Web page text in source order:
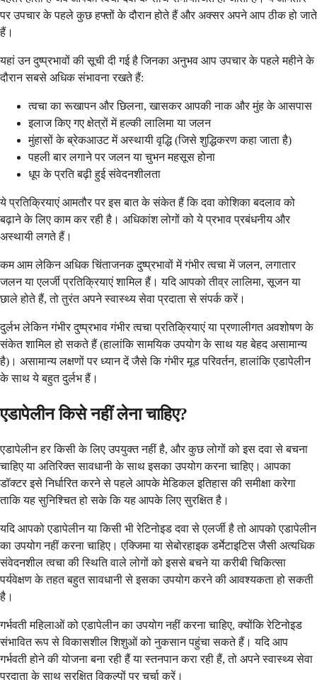
पर उपचार के पहले कुछ हफ्तों के दौरान होते हैं और अक्सर अपने आप ठीक हो जाते
हैं।
यहां उन दुष्प्रभावों की सूची दी गई है जिनका अनुभव आप उपचार के पहले महीने के
दौरान सबसे अधिक संभावना रखते हैं:
त्वचा का रूखापन और छिलना, खासकर आपकी नाक और मुंह के आसपास
इलाज किए गए क्षेत्रों में हल्की लालिमा या जलन
मुंहासों के ब्रेकआउट में अस्थायी वृद्धि (जिसे शुद्धिकरण कहा जाता है)
पहली बार लगाने पर जलन या चुभन महसूस होना
धूप के प्रति बढ़ी हुई संवेदनशीलता
ये प्रतिक्रियाएं आमतौर पर इस बात के संकेत हैं कि दवा कोशिका बदलाव को
बढ़ाने के लिए काम कर रही है। अधिकांश लोगों को ये प्रभाव प्रबंधनीय और
अस्थायी लगते हैं।
कम आम लेकिन अधिक चिंताजनक दुष्प्रभावों में गंभीर त्वचा में जलन, लगातार
जलन या एलर्जी प्रतिक्रियाएं शामिल हैं। यदि आपको तीव्र लालिमा, सूजन या
छाले होते हैं, तो तुरंत अपने स्वास्थ्य सेवा प्रदाता से संपर्क करें।
दुर्लभ लेकिन गंभीर दुष्प्रभाव गंभीर त्वचा प्रतिक्रियाएं या प्रणालीगत अवशोषण के
संकेत शामिल हो सकते हैं (हालांकि सामयिक उपयोग के साथ यह बेहद असामान्य
है)। असामान्य लक्षणों पर ध्यान दें जैसे कि गंभीर मूड परिवर्तन, हालांकि एडापेलीन
के साथ ये बहुत दुर्लभ हैं।
एडापेलीन किसे नहीं लेना चाहिए?
एडापेलीन हर किसी के लिए उपयुक्त नहीं है, और कुछ लोगों को इस दवा से बचना
चाहिए या अतिरिक्त सावधानी के साथ इसका उपयोग करना चाहिए। आपका
डॉक्टर इसे निर्धारित करने से पहले आपके मेडिकल इतिहास की समीक्षा करेगा
ताकि यह सुनिश्चित हो सके कि यह आपके लिए सुरक्षित है।
यदि आपको एडापेलीन या किसी भी रेटिनोइड दवा से एलर्जी है तो आपको एडापेलीन
का उपयोग नहीं करना चाहिए। एक्जिमा या सेबोरहाइक डर्मेटाइटिस जैसी अत्यधिक
संवेदनशील त्वचा की स्थिति वाले लोगों को इससे बचने या करीबी चिकित्सा
पर्यवेक्षण के तहत बहुत सावधानी से इसका उपयोग करने की आवश्यकता हो सकती
है।
गर्भवती महिलाओं को एडापेलीन का उपयोग नहीं करना चाहिए, क्योंकि रेटिनोइड
संभावित रूप से विकासशील शिशुओं को नुकसान पहुंचा सकते हैं। यदि आप
गर्भवती होने की योजना बना रही हैं या स्तनपान करा रही हैं, तो अपने स्वास्थ्य सेवा
प्रदाता के साथ सुरक्षित विकल्पों पर चर्चा करें।